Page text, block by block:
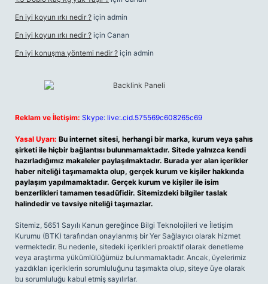
En iyi koyun ırkı nedir ? için admin
En iyi koyun ırkı nedir ? için Canan
En iyi konuşma yöntemi nedir ? için admin
Reklam ve İletişim: Skype: live:.cid.575569c608265c69
Yasal Uyarı: Bu internet sitesi, herhangi bir marka, kurum veya şahıs
şirketi ile hiçbir bağlantısı bulunmamaktadır. Sitede yalnızca kendi
hazırladığımız makaleler paylaşılmaktadır. Burada yer alan içerikler
haber niteliği taşımamakta olup, gerçek kurum ve kişiler hakkında
paylaşım yapılmamaktadır. Gerçek kurum ve kişiler ile isim
benzerlikleri tamamen tesadüfidir. Sitemizdeki bilgiler taslak
halindedir ve tavsiye niteliği taşımazlar.
Sitemiz, 5651 Sayılı Kanun gereğince Bilgi Teknolojileri ve İletişim
Kurumu (BTK) tarafından onaylanmış bir Yer Sağlayıcı olarak hizmet
vermektedir. Bu nedenle, sitedeki içerikleri proaktif olarak denetleme
veya araştırma yükümlülüğümüz bulunmamaktadır. Ancak, üyelerimiz
yazdıkları içeriklerin sorumluluğunu taşımakta olup, siteye üye olarak
bu sorumluluğu kabul etmiş sayılırlar.